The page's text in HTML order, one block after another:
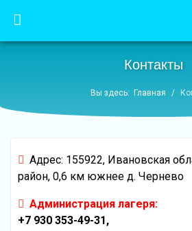
Контакты
Вы здесь: Главная
Адрес: 155922, Ивановская
район, 0,6 км южнее д. Чернево
Администрация лагеря:
+7 930 353-49-31,